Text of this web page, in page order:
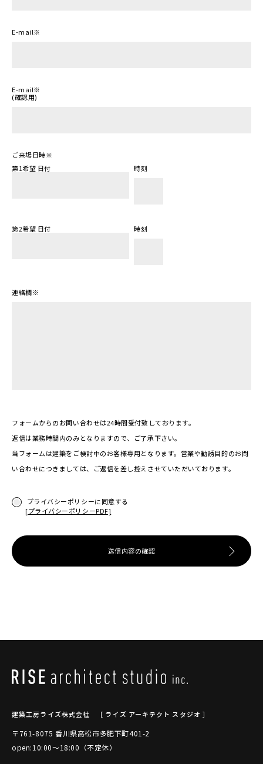
E-mail※
E-mail※
(確認用)
ご来場日時※
第1希望 日付
時刻
第2希望 日付 時刻
連絡欄※
フォームからのお問い合わせは24時間受付致しております。
返信は業務時間内のみとなりますので、ご了承下さい。
当フォームは建築をご検討中のお客様専用となります。営業や勧誘目的のお問
い合わせにつきましては、ご返信を差し控えさせていただいております。
プライバシーポリシーに同意する
[プライバシーポリシーPDF]
送信内容の確認
建築工房ライズ株式会社 ［ ライズ アーキテクト スタジオ ］
〒761-8075 香川県高松市多肥下町401-2
open:10:00～18:00（不定休）